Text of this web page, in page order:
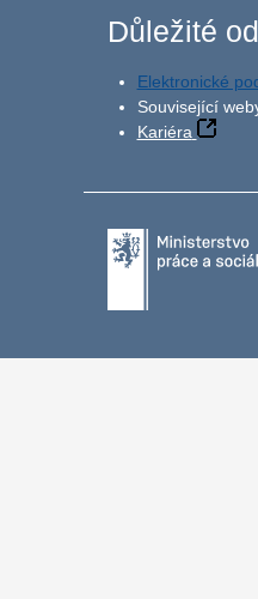
Důležité
Elektronické
Související
Kariéra